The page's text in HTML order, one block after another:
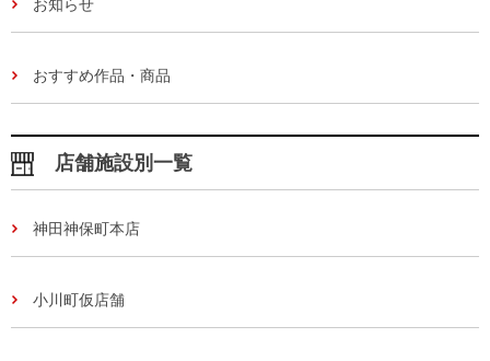
お知らせ
おすすめ作品・商品
店舗施設別一覧
神田神保町本店
小川町仮店舗